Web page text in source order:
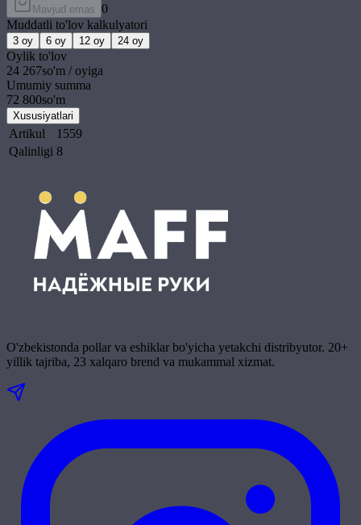
Mavjud emas 0
Muddatli to'lov kalkulyatori
3 oy 6 oy 12 oy 24 oy
Oylik to'lov
24 267so'm / oyiga
Umumiy summa
72 800so'm
Xususiyatlari
Artikul
1559
Qalinligi 8
O'zbekistonda pollar va eshiklar bo'yicha yetakchi distribyutor. 20+
yillik tajriba, 23 xalqaro brend va mukammal xizmat.